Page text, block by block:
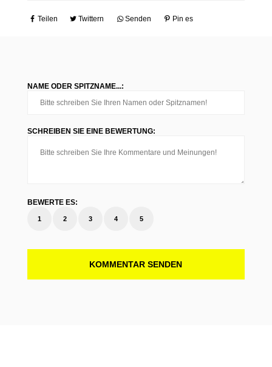
Teilen Twittern Senden Pin es
NAME ODER SPITZNAME...:
SCHREIBEN SIE EINE BEWERTUNG:
BEWERTE ES:
1 2 3 4 5
KOMMENTAR SENDEN